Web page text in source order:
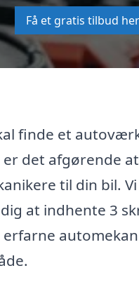
Få et gratis tilbud her
finde et
det afgørende
til din bil.
at indhente 3